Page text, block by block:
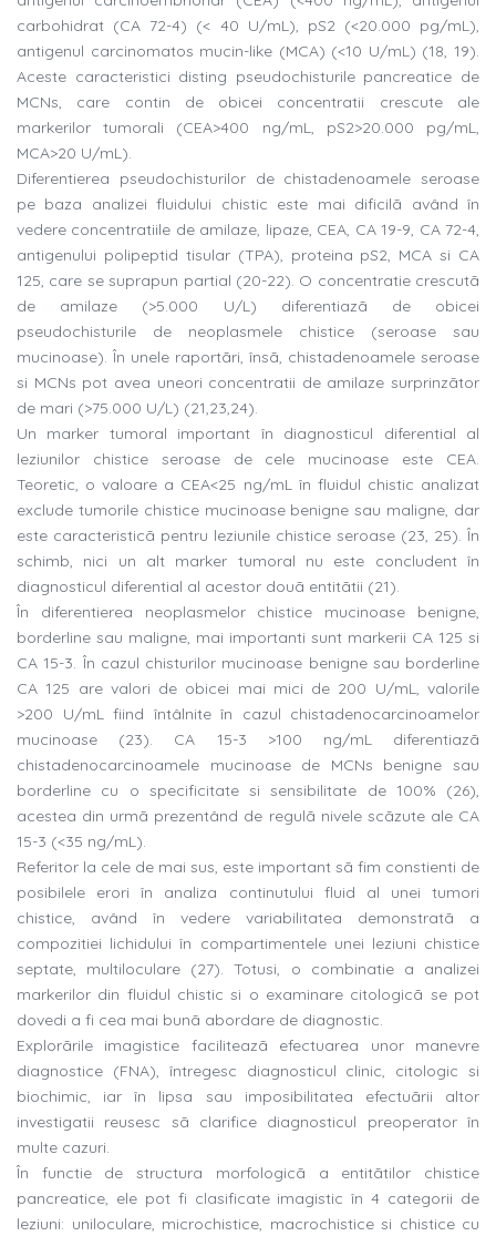
carbohidrat (CA 72-4) (< 40 U/mL), pS2 (<20.000 pg/mL),
antigenul carcinomatos mucin-like (MCA) (<10 U/mL) (18, 19).
Aceste caracteristici disting pseudochisturile pancreatice de
MCNs, care contin de obicei concentratii crescute ale
markerilor tumorali (CEA>400 ng/mL, pS2>20.000 pg/mL,
MCA>20 U/mL).
Diferentierea pseudochisturilor de chistadenoamele seroase
pe baza analizei fluidului chistic este mai dificilã având în
vedere concentratiile de amilaze, lipaze, CEA, CA 19-9, CA 72-4,
antigenului polipeptid tisular (TPA), proteina pS2, MCA si CA
125, care se suprapun partial (20-22). O concentratie crescutã
de amilaze (>5.000 U/L) diferentiazã de obicei
pseudochisturile de neoplasmele chistice (seroase sau
mucinoase). În unele raportãri, însã, chistadenoamele seroase
si MCNs pot avea uneori concentratii de amilaze surprinzãtor
de mari (>75.000 U/L) (21,23,24).
Un marker tumoral important în diagnosticul diferential al
leziunilor chistice seroase de cele mucinoase este CEA.
Teoretic, o valoare a CEA<25 ng/mL în fluidul chistic analizat
exclude tumorile chistice mucinoase benigne sau maligne, dar
este caracteristicã pentru leziunile chistice seroase (23, 25). În
schimb, nici un alt marker tumoral nu este concludent în
diagnosticul diferential al acestor douã entitãtii (21).
În diferentierea neoplasmelor chistice mucinoase benigne,
borderline sau maligne, mai importanti sunt markerii CA 125 si
CA 15-3. În cazul chisturilor mucinoase benigne sau borderline
CA 125 are valori de obicei mai mici de 200 U/mL, valorile
>200 U/mL fiind întâlnite în cazul chistadenocarcinoamelor
mucinoase (23). CA 15-3 >100 ng/mL diferentiazã
chistadenocarcinoamele mucinoase de MCNs benigne sau
borderline cu o specificitate si sensibilitate de 100% (26),
acestea din urmã prezentând de regulã nivele scãzute ale CA
15-3 (<35 ng/mL).
Referitor la cele de mai sus, este important sã fim constienti de
posibilele erori în analiza continutului fluid al unei tumori
chistice, având în vedere variabilitatea demonstratã a
compozitiei lichidului în compartimentele unei leziuni chistice
septate, multiloculare (27). Totusi, o combinatie a analizei
markerilor din fluidul chistic si o examinare citologicã se pot
dovedi a fi cea mai bunã abordare de diagnostic.
Explorãrile imagistice faciliteazã efectuarea unor manevre
diagnostice (FNA), întregesc diagnosticul clinic, citologic si
biochimic, iar în lipsa sau imposibilitatea efectuãrii altor
investigatii reusesc sã clarifice diagnosticul preoperator în
multe cazuri.
În functie de structura morfologicã a entitãtilor chistice
pancreatice, ele pot fi clasificate imagistic în 4 categorii de
leziuni: uniloculare, microchistice, macrochistice si chistice cu